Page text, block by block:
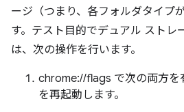
ージ（つまり、各フォルダタイプ
す。テスト目的でデュアル ストレ
は、次の操作を行います。
chrome://flags で次の両方を
を再起動します。